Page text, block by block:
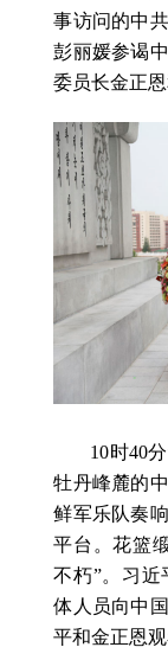
事访问的中
彭丽媛参谒
委员长金正
10时40
牡丹峰麓的
鲜军乐队奏
平台。花篮
不朽”。习
体人员向中
平和金正恩